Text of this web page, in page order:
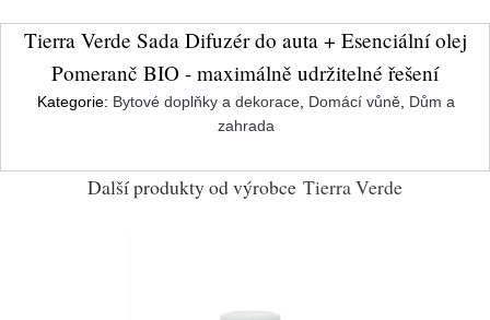
Tierra Verde Sada Difuzér do auta + Esenciální olej
Pomeranč BIO - maximálně udržitelné řešení
Kategorie: Bytové doplňky a dekorace Domácí vůně Dům a
zahrada
Další produkty od výrobce Tierra Verde